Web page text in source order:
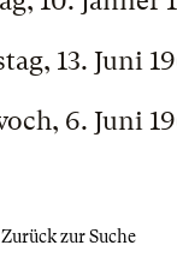
13. Juni
6. Juni
Zurück zur Suche